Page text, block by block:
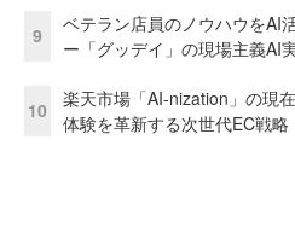
9
ベテラン店員のノウハウをAI
ー「グッデイ」の現場主義AI
10
楽天市場「AI-nization」の現
体験を革新する次世代EC戦略